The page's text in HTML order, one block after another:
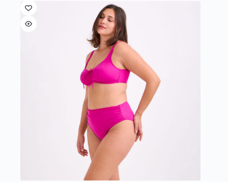
παραλλαγές.
Οι
επιλογές
μπορούν
να
επιλεγούν
στη
σελίδα
του
προϊόντος